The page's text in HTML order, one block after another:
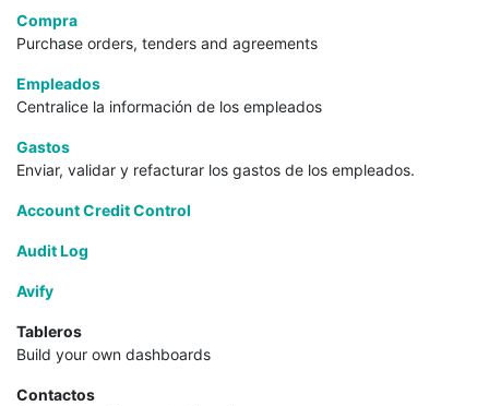
Compra
Purchase orders, tenders and agreements
Empleados
Centralice la información de los empleados
Gastos
Enviar, validar y refacturar los gastos de los empleados.
Account Credit Control
Audit Log
Avify
Tableros
Build your own dashboards
Contactos